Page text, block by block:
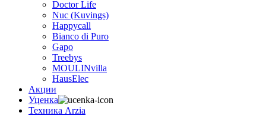
Doctor Life
Nuc (Kuvings)
Happycall
Bianco di Puro
Gapo
Treebys
MOULINvilla
HausElec
Акции
Уценка
Техника Arzia